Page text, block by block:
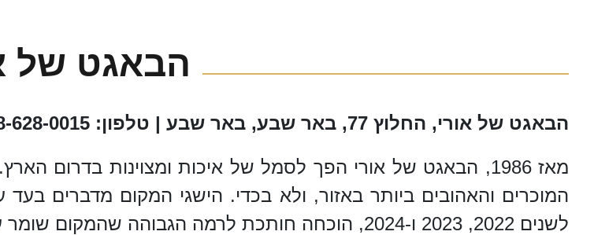
הבאגט של
הבאגט של אורי, החלוץ 77, באר שבע, באר שבע | טלפון: 08-628-0015
מאז 1986, הבאגט של אורי הפך לסמל של איכות ומצוינות
המוכרים והאהובים ביותר באזור, ולא בכדי. הישגי המקום מדברים
לשנים 2022, 2023 ו-2024, הוכחה חותכת לרמה הגבוהה שהמקום שומר עליה מדי יום.